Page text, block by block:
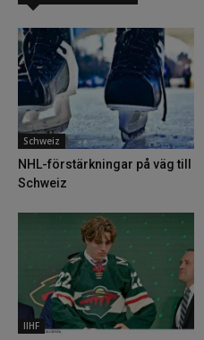
Schweiz
NHL-förstärkningar på väg till
Schweiz
IIHF